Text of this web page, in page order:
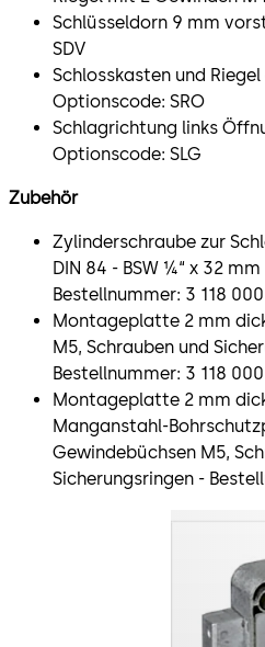
Schlüsseldorn 9 mm
SDV
Schlosskasten und
Optionscode: SRO
Schlagrichtung links
Optionscode: SLG
Zubehör
Zylinderschraube zur
DIN 84 - BSW ¼“ x 32
Bestellnummer: 3 118
Montageplatte 2 mm
M5, Schrauben und
Bestellnummer: 3 118
Montageplatte 2 mm
Manganstahl-
Gewindebüchsen M5,
Sicherungsringen -